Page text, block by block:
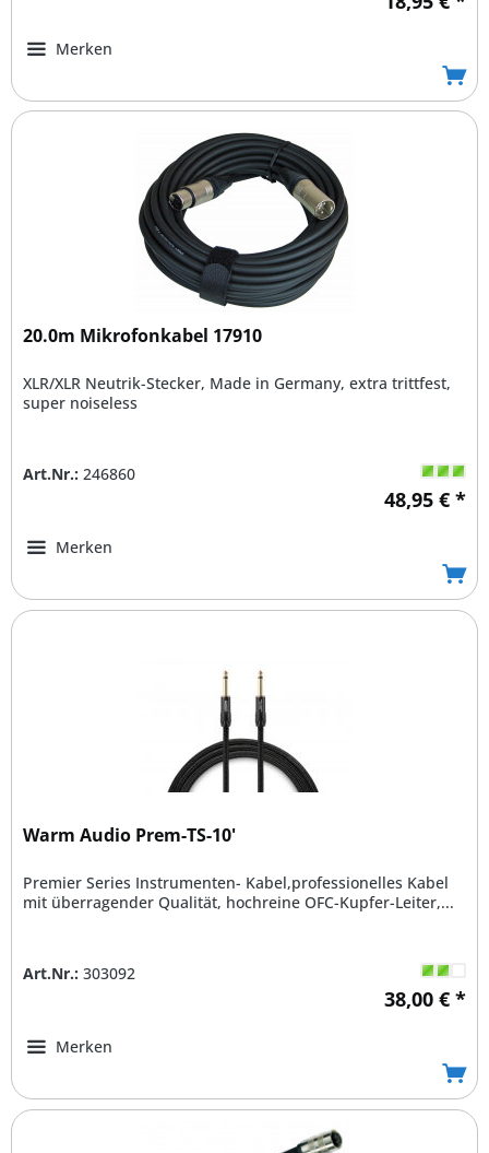
Merken
20.0m Mikrofonkabel 17910
XLR/XLR Neutrik-Stecker, Made in Germany, extra trittfest,
super noiseless
Art.Nr.: 246860
48,95 € *
Merken
Warm Audio Prem-TS-10'
Premier Series Instrumenten- Kabel,professionelles Kabel
mit überragender Qualität, hochreine OFC-Kupfer-Leiter,...
Art.Nr.: 303092
38,00 € *
Merken